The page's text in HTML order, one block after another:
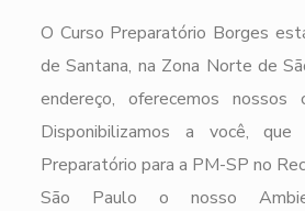
O Curso Preparatório Borges
de Santana, na Zona Norte de
endereço, oferecemos nossos
Disponibilizamos a você,
Preparatório para a PM-SP no
São Paulo o nosso